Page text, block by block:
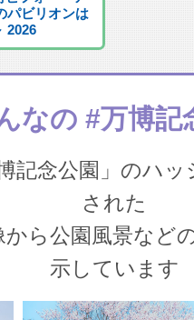
パビリオンは
2026
なの #万博記
記念公園」のハ
された
から公園風景など
示しています